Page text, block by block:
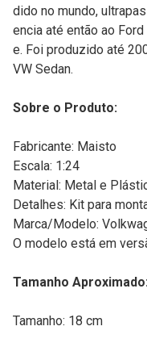
dido no mundo,
encia até então ao
e. Foi produzido até
VW Sedan.
Sobre o Produto:
Fabricante: Maisto
Escala: 1:24
Material: Metal e
Detalhes: Kit para
Marca/Modelo:
O modelo está em
Tamanho
Tamanho: 18 cm